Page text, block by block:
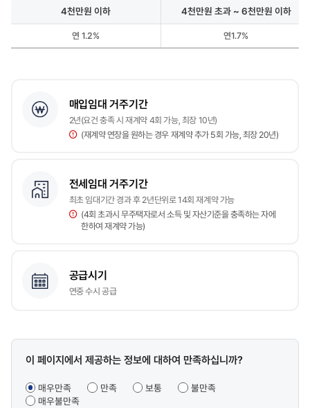
4천만원
4천만원 이하 4천만원 초과 ~ 6천만원 이하
연 1.2% 연1.7%
매입임대 거주기간
2년(요건 충족 시 재계약 4회 가능, 최장 10년)
(재계약 연장을 원하는 경우 재계약 추가 5회 가능, 최장 20년)
전세임대 거주기간
최초 임대기간 경과 후 2년단위로 14회 재계약 가능
(4회 초과시 무주택자로서 소득 및 자산기준을 충족하는 자에
한하여 재계약 가능)
공급시기
연중 수시 공급
콘텐츠
조사
이 페이지에서 제공하는 정보에 대하여 만족하십니까?
매우만족 만족 보통
불만족
매우불만족